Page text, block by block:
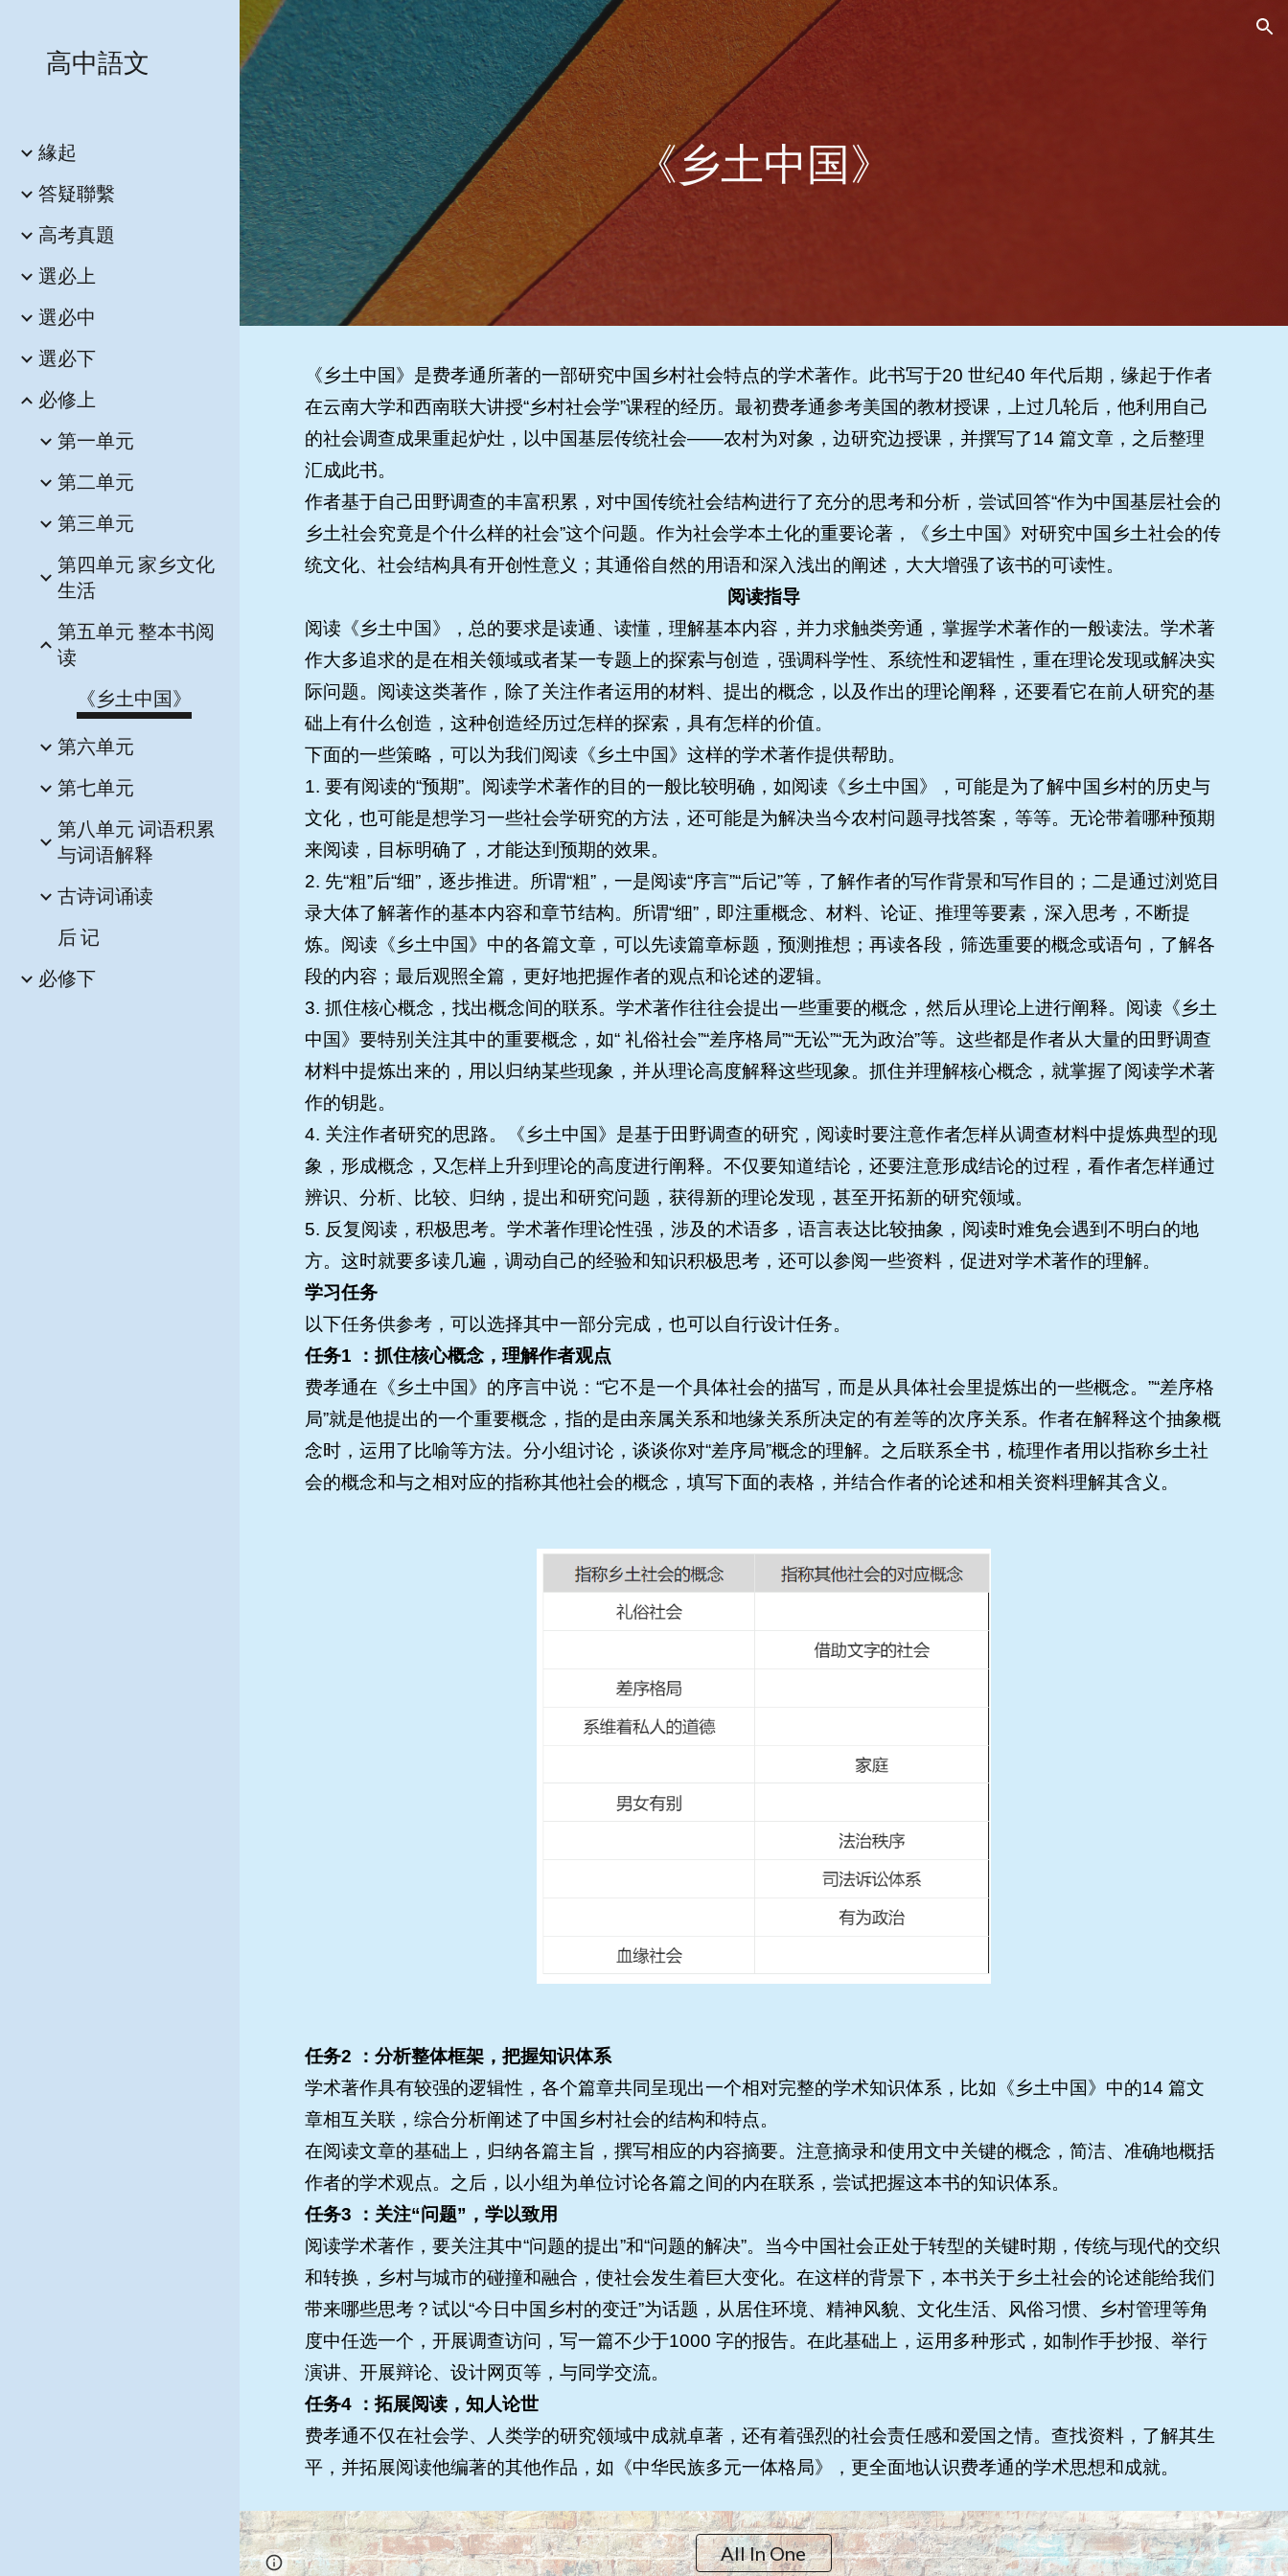
Skip to main content Skip to navigation
高中語文
緣起
答疑聯繫
高考真題
選必上
選必中
選必下
必修上
第一单元
第二单元
第三单元
第四单元 家乡文化
生活
第五单元 整本书阅
读
《乡土中国》
第六单元
第七单元
第八单元 词语积累
与词语解释
古诗词诵读
后 记
必修下
《乡土中国》
《乡土中国》是费孝通所著的一部研究中国乡村社会特点的学术著作。此书写于20 世纪40 年代后期，缘起于作者
在云南大学和西南联大讲授“乡村社会学”课程的经历。最初费孝通参考美国的教材授课，上过几轮后，他利用自己
的社会调查成果重起炉灶，以中国基层传统社会——农村为对象，边研究边授课，并撰写了14 篇文章，之后整理
汇成此书。
作者基于自己田野调查的丰富积累，对中国传统社会结构进行了充分的思考和分析，尝试回答“作为中国基层社会的
乡土社会究竟是个什么样的社会”这个问题。作为社会学本土化的重要论著，《乡土中国》对研究中国乡土社会的传
统文化、社会结构具有开创性意义；其通俗自然的用语和深入浅出的阐述，大大增强了该书的可读性。
阅读指导
阅读《乡土中国》，总的要求是读通、读懂，理解基本内容，并力求触类旁通，掌握学术著作的一般读法。学术著
作大多追求的是在相关领域或者某一专题上的探索与创造，强调科学性、系统性和逻辑性，重在理论发现或解决实
际问题。阅读这类著作，除了关注作者运用的材料、提出的概念，以及作出的理论阐释，还要看它在前人研究的基
础上有什么创造，这种创造经历过怎样的探索，具有怎样的价值。
下面的一些策略，可以为我们阅读《乡土中国》这样的学术著作提供帮助。
1. 要有阅读的“预期”。阅读学术著作的目的一般比较明确，如阅读《乡土中国》，可能是为了解中国乡村的历史与
文化，也可能是想学习一些社会学研究的方法，还可能是为解决当今农村问题寻找答案，等等。无论带着哪种预期
来阅读，目标明确了，才能达到预期的效果。
2. 先“粗”后“细”，逐步推进。所谓“粗”，一是阅读“序言”“后记”等，了解作者的写作背景和写作目的；二是通过浏览目
录大体了解著作的基本内容和章节结构。所谓“细”，即注重概念、材料、论证、推理等要素，深入思考，不断提
炼。阅读《乡土中国》中的各篇文章，可以先读篇章标题，预测推想；再读各段，筛选重要的概念或语句，了解各
段的内容；最后观照全篇，更好地把握作者的观点和论述的逻辑。
3. 抓住核心概念，找出概念间的联系。学术著作往往会提出一些重要的概念，然后从理论上进行阐释。阅读《乡土
中国》要特别关注其中的重要概念，如“ 礼俗社会”“差序格局”“无讼”“无为政治”等。这些都是作者从大量的田野调查
材料中提炼出来的，用以归纳某些现象，并从理论高度解释这些现象。抓住并理解核心概念，就掌握了阅读学术著
作的钥匙。
4. 关注作者研究的思路。《乡土中国》是基于田野调查的研究，阅读时要注意作者怎样从调查材料中提炼典型的现
象，形成概念，又怎样上升到理论的高度进行阐释。不仅要知道结论，还要注意形成结论的过程，看作者怎样通过
辨识、分析、比较、归纳，提出和研究问题，获得新的理论发现，甚至开拓新的研究领域。
5. 反复阅读，积极思考。学术著作理论性强，涉及的术语多，语言表达比较抽象，阅读时难免会遇到不明白的地
方。这时就要多读几遍，调动自己的经验和知识积极思考，还可以参阅一些资料，促进对学术著作的理解。
学习任务
以下任务供参考，可以选择其中一部分完成，也可以自行设计任务。
任务1 ：抓住核心概念，理解作者观点
费孝通在《乡土中国》的序言中说：“它不是一个具体社会的描写，而是从具体社会里提炼出的一些概念。”“差序格
局”就是他提出的一个重要概念，指的是由亲属关系和地缘关系所决定的有差等的次序关系。作者在解释这个抽象概
念时，运用了比喻等方法。分小组讨论，谈谈你对“差序局”概念的理解。之后联系全书，梳理作者用以指称乡土社
会的概念和与之相对应的指称其他社会的概念，填写下面的表格，并结合作者的论述和相关资料理解其含义。
任务2 ：分析整体框架，把握知识体系
学术著作具有较强的逻辑性，各个篇章共同呈现出一个相对完整的学术知识体系，比如《乡土中国》中的14 篇文
章相互关联，综合分析阐述了中国乡村社会的结构和特点。
在阅读文章的基础上，归纳各篇主旨，撰写相应的内容摘要。注意摘录和使用文中关键的概念，简洁、准确地概括
作者的学术观点。之后，以小组为单位讨论各篇之间的内在联系，尝试把握这本书的知识体系。
任务3 ：关注“问题”，学以致用
阅读学术著作，要关注其中“问题的提出”和“问题的解决”。当今中国社会正处于转型的关键时期，传统与现代的交织
和转换，乡村与城市的碰撞和融合，使社会发生着巨大变化。在这样的背景下，本书关于乡土社会的论述能给我们
带来哪些思考？试以“今日中国乡村的变迁”为话题，从居住环境、精神风貌、文化生活、风俗习惯、乡村管理等角
度中任选一个，开展调查访问，写一篇不少于1000 字的报告。在此基础上，运用多种形式，如制作手抄报、举行
演讲、开展辩论、设计网页等，与同学交流。
任务4 ：拓展阅读，知人论世
费孝通不仅在社会学、人类学的研究领域中成就卓著，还有着强烈的社会责任感和爱国之情。查找资料，了解其生
平，并拓展阅读他编著的其他作品，如《中华民族多元一体格局》，更全面地认识费孝通的学术思想和成就。
All In One
Page Google Sites Report abuse